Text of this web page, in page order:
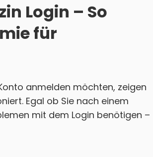
Login – So
für
anmelden möchten, zeigen
Egal ob Sie nach einem
mit dem Login benötigen –